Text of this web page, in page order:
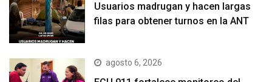
Usuarios madrugan y hacen largas
filas para obtener turnos en la ANT
agosto 6, 2026